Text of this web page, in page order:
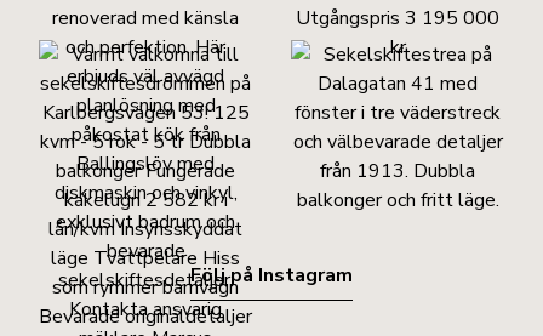
Följ på Instagram